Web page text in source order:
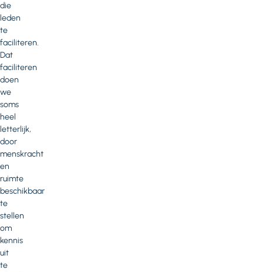
die
leden
te
faciliteren.
Dat
faciliteren
doen
we
soms
heel
letterlijk,
door
menskracht
en
ruimte
beschikbaar
te
stellen
om
kennis
uit
te